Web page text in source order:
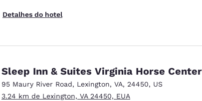
Detalhes do hotel
Sleep Inn & Suites Virginia Horse Center
95 Maury River Road, Lexington, VA, 24450, US
3.24 km de Lexington, VA 24450, EUA